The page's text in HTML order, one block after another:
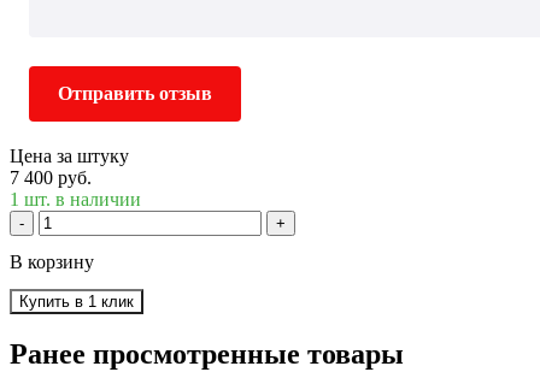
Отправить отзыв
Цена за штуку
7 400 руб.
1 шт. в наличии
- +
В корзину
Купить в 1 клик
Ранее просмотренные товары